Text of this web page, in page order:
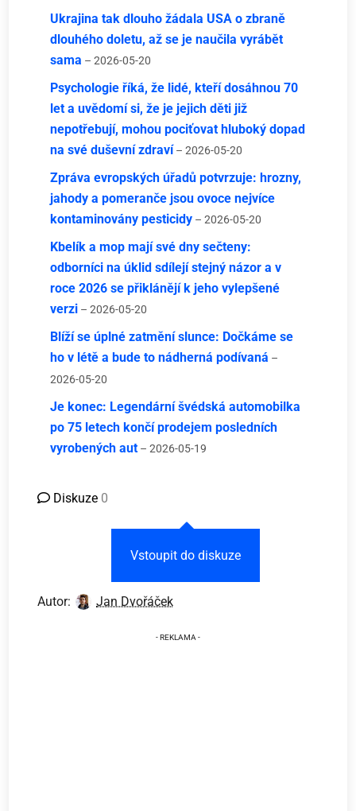
Ukrajina tak dlouho žádala USA o zbraně
dlouhého doletu, až se je naučila vyrábět
sama – 2026-05-20
Psychologie říká, že lidé, kteří dosáhnou 70
let a uvědomí si, že je jejich děti již
nepotřebují, mohou pociťovat hluboký dopad
na své duševní zdraví – 2026-05-20
Zpráva evropských úřadů potvrzuje: hrozny,
jahody a pomeranče jsou ovoce nejvíce
kontaminovány pesticidy – 2026-05-20
Kbelík a mop mají své dny sečteny:
odborníci na úklid sdílejí stejný názor a v
roce 2026 se přiklánějí k jeho vylepšené
verzi – 2026-05-20
Blíží se úplné zatmění slunce: Dočkáme se
ho v létě a bude to nádherná podívaná –
2026-05-20
Je konec: Legendární švédská automobilka
po 75 letech končí prodejem posledních
vyrobených aut – 2026-05-19
Diskuze 0
Vstoupit do diskuze
Autor: Jan Dvořáček